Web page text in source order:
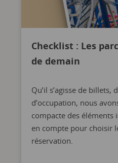
Checklist : Les
de demain
Qu’il s’agisse de
d’occupation, nous
compacte des
en compte pour choisir
réservation.